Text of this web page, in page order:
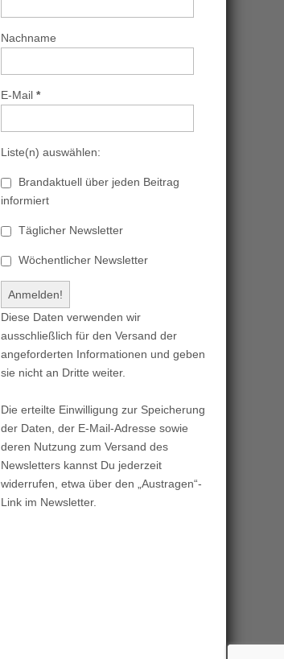
Nachname
E-Mail *
Liste(n) auswählen:
Brandaktuell über jeden Beitrag
informiert
Täglicher Newsletter
Wöchentlicher Newsletter
Diese Daten verwenden wir
ausschließlich für den Versand der
angeforderten Informationen und geben
sie nicht an Dritte weiter.
Die erteilte Einwilligung zur Speicherung
der Daten, der E-Mail-Adresse sowie
deren Nutzung zum Versand des
Newsletters kannst Du jederzeit
widerrufen, etwa über den „Austragen“-
Link im Newsletter.